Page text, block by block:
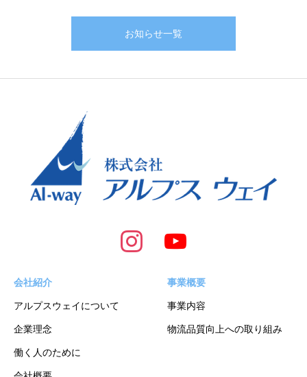
お知らせ一覧
会社紹介
アルプスウェイについて
企業理念
働く人のために
事業概要
事業内容
物流品質向上への取り組み